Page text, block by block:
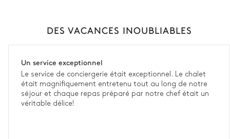
DES VACANCES INOUBLIABLES
Un service exceptionnel
Le service de conciergerie était exceptionnel. Le chalet
était magnifiquement entretenu tout au long de notre
séjour et chaque repas préparé par notre chef était un
véritable délice!